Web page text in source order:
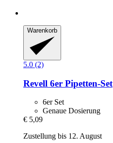
Warenkorb
5.0 (2)
Revell 6er Pipetten-​Set
6er Set
Genaue Dosierung
€ 5,09
Zustellung bis 12. August